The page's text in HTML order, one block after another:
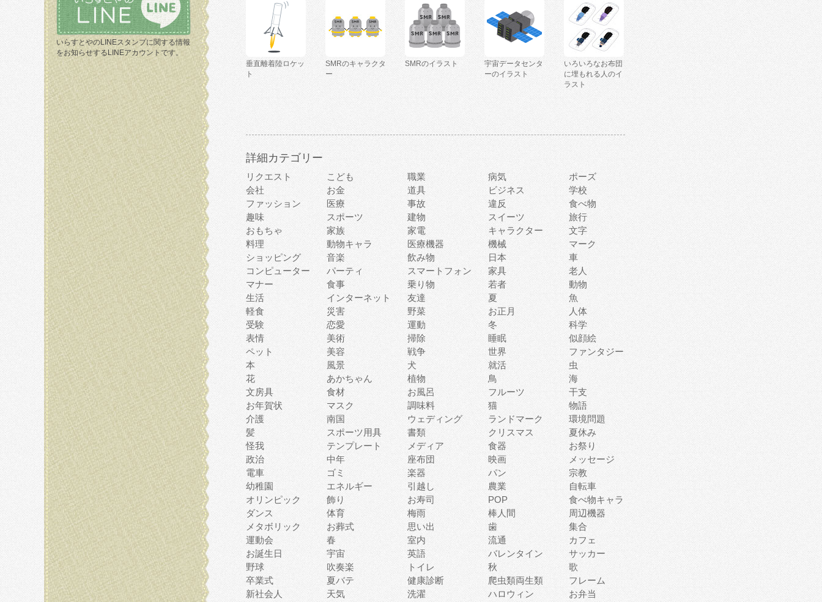
いらすとやのLINEスタンプに関する情報
をお知らせするLINEアカウントです。
垂直離着陸ロケッ
ト
SMRのキャラクタ
ー
SMRのイラスト
宇宙データセンタ
ーのイラスト
いろいろなお布団
に埋もれる人のイ
ラスト
詳細カテゴリー
リクエスト こども 職業 病気
ポーズ
会社
お金 道具 ビジネス
学校
ファッション
医療 事故 違反
食べ物
趣味
スポーツ 建物 スイーツ
旅行
おもちゃ
家族 家電 キャラクター
文字
料理
動物キャラ 医療機器 機械
マーク
ショッピング
音楽 飲み物 日本
車
コンピューター
パーティ スマートフォン 家具
老人
マナー
食事 乗り物 若者
動物
生活
インターネット 友達 夏
魚
軽食
災害 野菜 お正月
人体
受験
恋愛 運動 冬
科学
表情
美術 掃除 睡眠
似顔絵
ペット
美容 戦争 世界
ファンタジー
本
風景 犬 就活
虫
花
あかちゃん 植物 鳥
海
文房具
食材 お風呂 フルーツ
干支
お年賀状
マスク 調味料 猫
物語
介護
南国 ウェディング ランドマーク
環境問題
髪
スポーツ用具 書類 クリスマス
夏休み
怪我
テンプレート メディア 食器
お祭り
政治
中年 座布団 映画
メッセージ
電車
ゴミ 楽器 パン
宗教
幼稚園
エネルギー 引越し 農業
自転車
オリンピック
飾り お寿司 POP
食べ物キャラ
ダンス
体育 梅雨 棒人間
周辺機器
メタボリック
お葬式 思い出 歯
集合
運動会
春 室内 流通
カフェ
お誕生日
宇宙 英語 バレンタイン
サッカー
野球
吹奏楽 トイレ 秋
歌
卒業式
夏バテ 健康診断 爬虫類両生類
フレーム
新社会人
天気 洗濯 ハロウィン お弁当